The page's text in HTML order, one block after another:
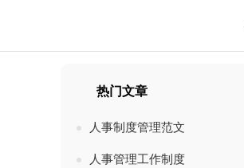
热门文章
人事制度管理范文
人事管理工作制度